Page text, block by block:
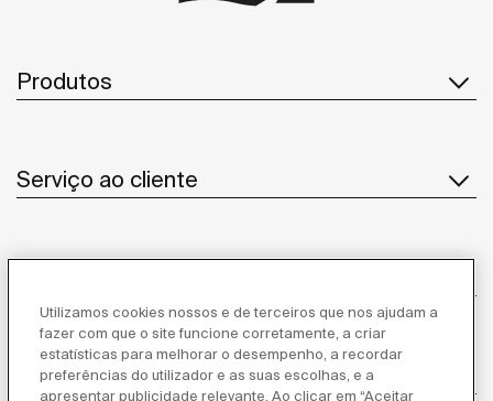
Produtos
Serviço ao cliente
Inspiração
Utilizamos cookies nossos e de terceiros que nos ajudam a
fazer com que o site funcione corretamente, a criar
estatísticas para melhorar o desempenho, a recordar
preferências do utilizador e as suas escolhas, e a
apresentar publicidade relevante. Ao clicar em “Aceitar